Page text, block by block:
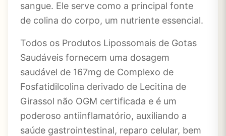
sangue. Ele serve como a principal fonte
de colina do corpo, um nutriente essencial.
Todos os Produtos Lipossomais de Gotas
Saudáveis ​​fornecem uma dosagem
saudável de 167mg de Complexo de
Fosfatidilcolina derivado de Lecitina de
Girassol não OGM certificada e é um
poderoso antiinflamatório, auxiliando a
saúde gastrointestinal, reparo celular, bem